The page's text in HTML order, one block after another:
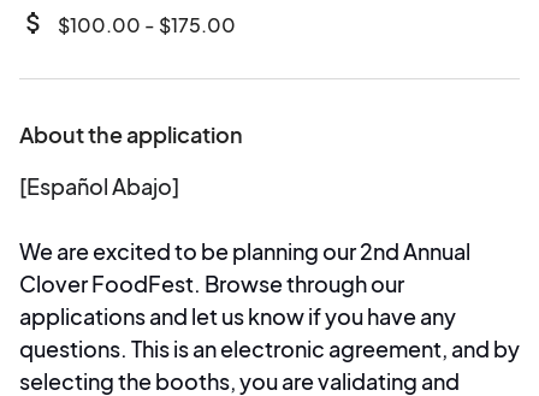
attach_money $100.00 - $175.00
About the application
[Español Abajo]
We are excited to be planning our 2nd Annual
Clover FoodFest. Browse through our
applications and let us know if you have any
questions. This is an electronic agreement, and by
selecting the booths, you are validating and